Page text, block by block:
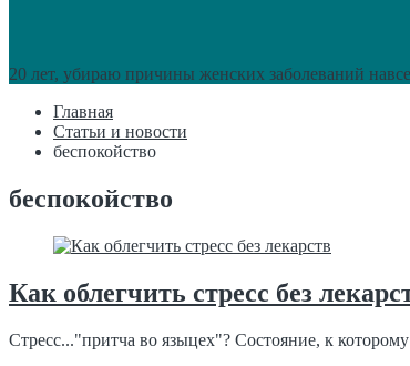
20 лет, убираю причины женских заболеваний
Главная
Статьи и новости
беспокойство
беспокойство
Как облегчить стресс без
Стресс..."притча во языцех"? Состояние, к